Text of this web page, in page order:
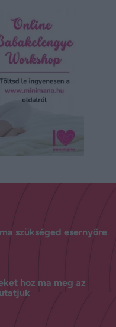
szükséged esernyőre
hoz ma meg az